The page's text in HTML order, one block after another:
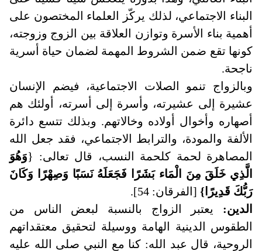
البناء الاجتماعي، لذلك يركّز العلماء المختصون على
أهمية بناء الأسرة وتوازن العلاقة بين الزوج وزوجته،
كونها تقع ضمن الشروط المهمة لضمان حياة أسرية
ناجحة.
وبالزواج تنمو الصلات الاجتماعية، فيضم الإنسان
عشيرة إلى عشيرته، وأسرة إلى أسرته، أولئك هم
أصهاره وأخوال أولاده وخالاتهم. وبذلك تتسع دائرة
الألفة والمودة، والترابط الاجتماعي، فقد جعل الله
المصاهرة لحمة كلحمة النسب، قال تعالى: {وَهُوَ
الَّذِي خَلَقَ مِنَ الْمَاء بَشَرًا فَجَعَلَهُ نَسَبًا وَصِهْرًا وَكَانَ
رَبُّكَ قَدِيرًا} [الفرقان: 54]
.
الدين: يعتبر الزواج بالنسبة لبعض الناس من
الطقوس الدينية الهامة ووسيلة لتحقيق معتقداتهم
الروحية، قال عبد الله: كنا مع النبي صلى الله عليه